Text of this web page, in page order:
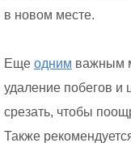
в новом месте.
Еще одним важным
удаление побегов и
срезать, чтобы
Также